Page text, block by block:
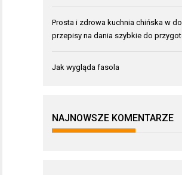
Prosta i zdrowa kuchnia chińska w
przepisy na dania szybkie do
Jak wygląda fasola
NAJNOWSZE KOMENTARZE